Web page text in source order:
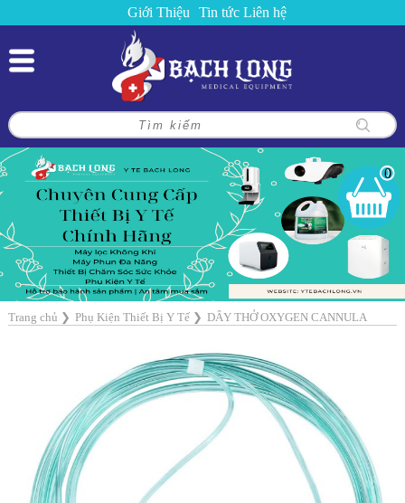
Giới Thiệu Tin tức Liên hệ
0
Trang chủ ❯ Phụ Kiện Thiết Bị Y Tế❯ DÂY THỞ OXYGEN CANNULA